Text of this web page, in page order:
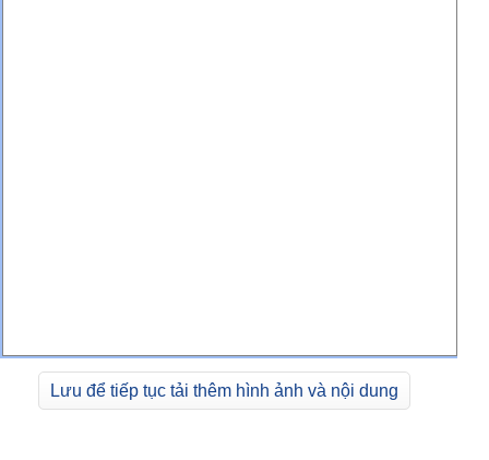
Lưu để tiếp tục tải thêm hình ảnh và nội dung